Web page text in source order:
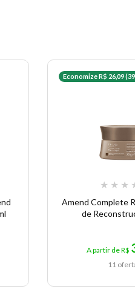
Economize R$ 26,09
★ ★ ★
Amend Complete
de
A partir de R$
11